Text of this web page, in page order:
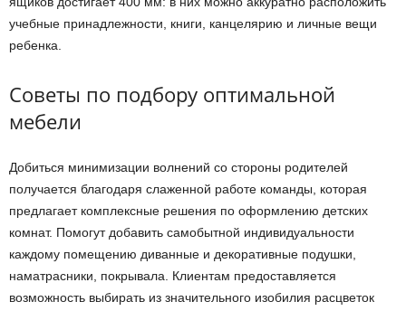
учебные принадлежности, книги, канцелярию и личные вещи
ребенка.
Советы по подбору оптимальной
мебели
Добиться минимизации волнений со стороны родителей
получается благодаря слаженной работе команды, которая
предлагает комплексные решения по оформлению детских
комнат. Помогут добавить самобытной индивидуальности
каждому помещению диванные и декоративные подушки,
наматрасники, покрывала. Клиентам предоставляется
возможность выбирать из значительного изобилия расцветок